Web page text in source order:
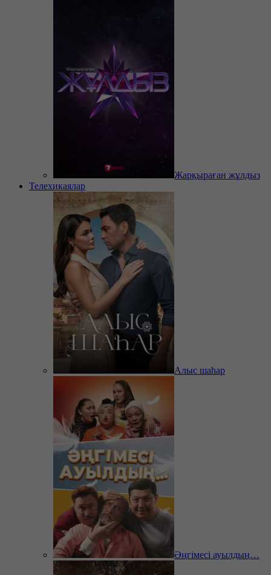
Жарқыраған жұлдыз
Телехикаялар
Алыс шаһар
Әңгімесі ауылдың…